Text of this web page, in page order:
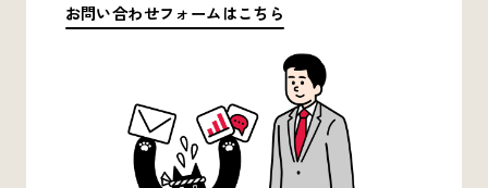
お問い合わせフォームはこちら